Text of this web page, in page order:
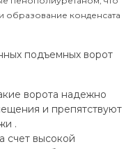
конденсата
подъемных ворот
ворота надежно
и препятствуют
.
счет высокой